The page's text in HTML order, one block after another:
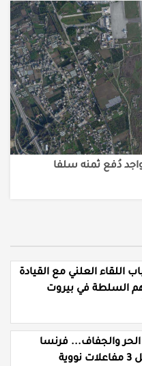
دُفع ثمنه سلفا
اللقاء العلني مع القيادة
السلطة في بيروت
والجفاف... فرنسا